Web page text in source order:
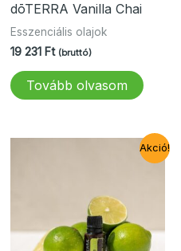
dōTERRA Vanilla Chai
Esszenciális olajok
19 231 Ft (bruttó)
Tovább olvasom
Akció!